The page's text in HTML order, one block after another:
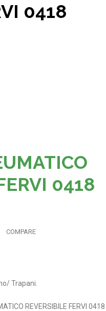
0418
0418
COMPARE
/Trapani
REVERSIBILE FERVI 0418